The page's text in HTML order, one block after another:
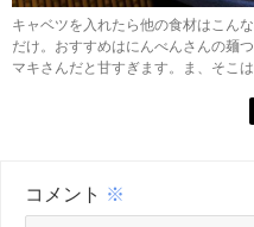
キャベツを入れたら他の食材はこん
だけ。おすすめはにんべんさんの麺
マキさんだと甘すぎます。ま、そこ
コメント ※